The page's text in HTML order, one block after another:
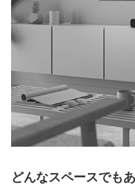
どんなスペースでも